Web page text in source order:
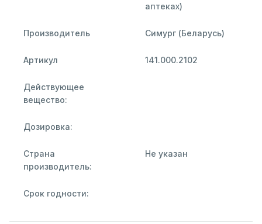
аптеках)
Производитель Симург (Беларусь)
Артикул 141.000.2102
Действующее
вещество:
Дозировка:
Страна
производитель:
Не указан
Срок годности: